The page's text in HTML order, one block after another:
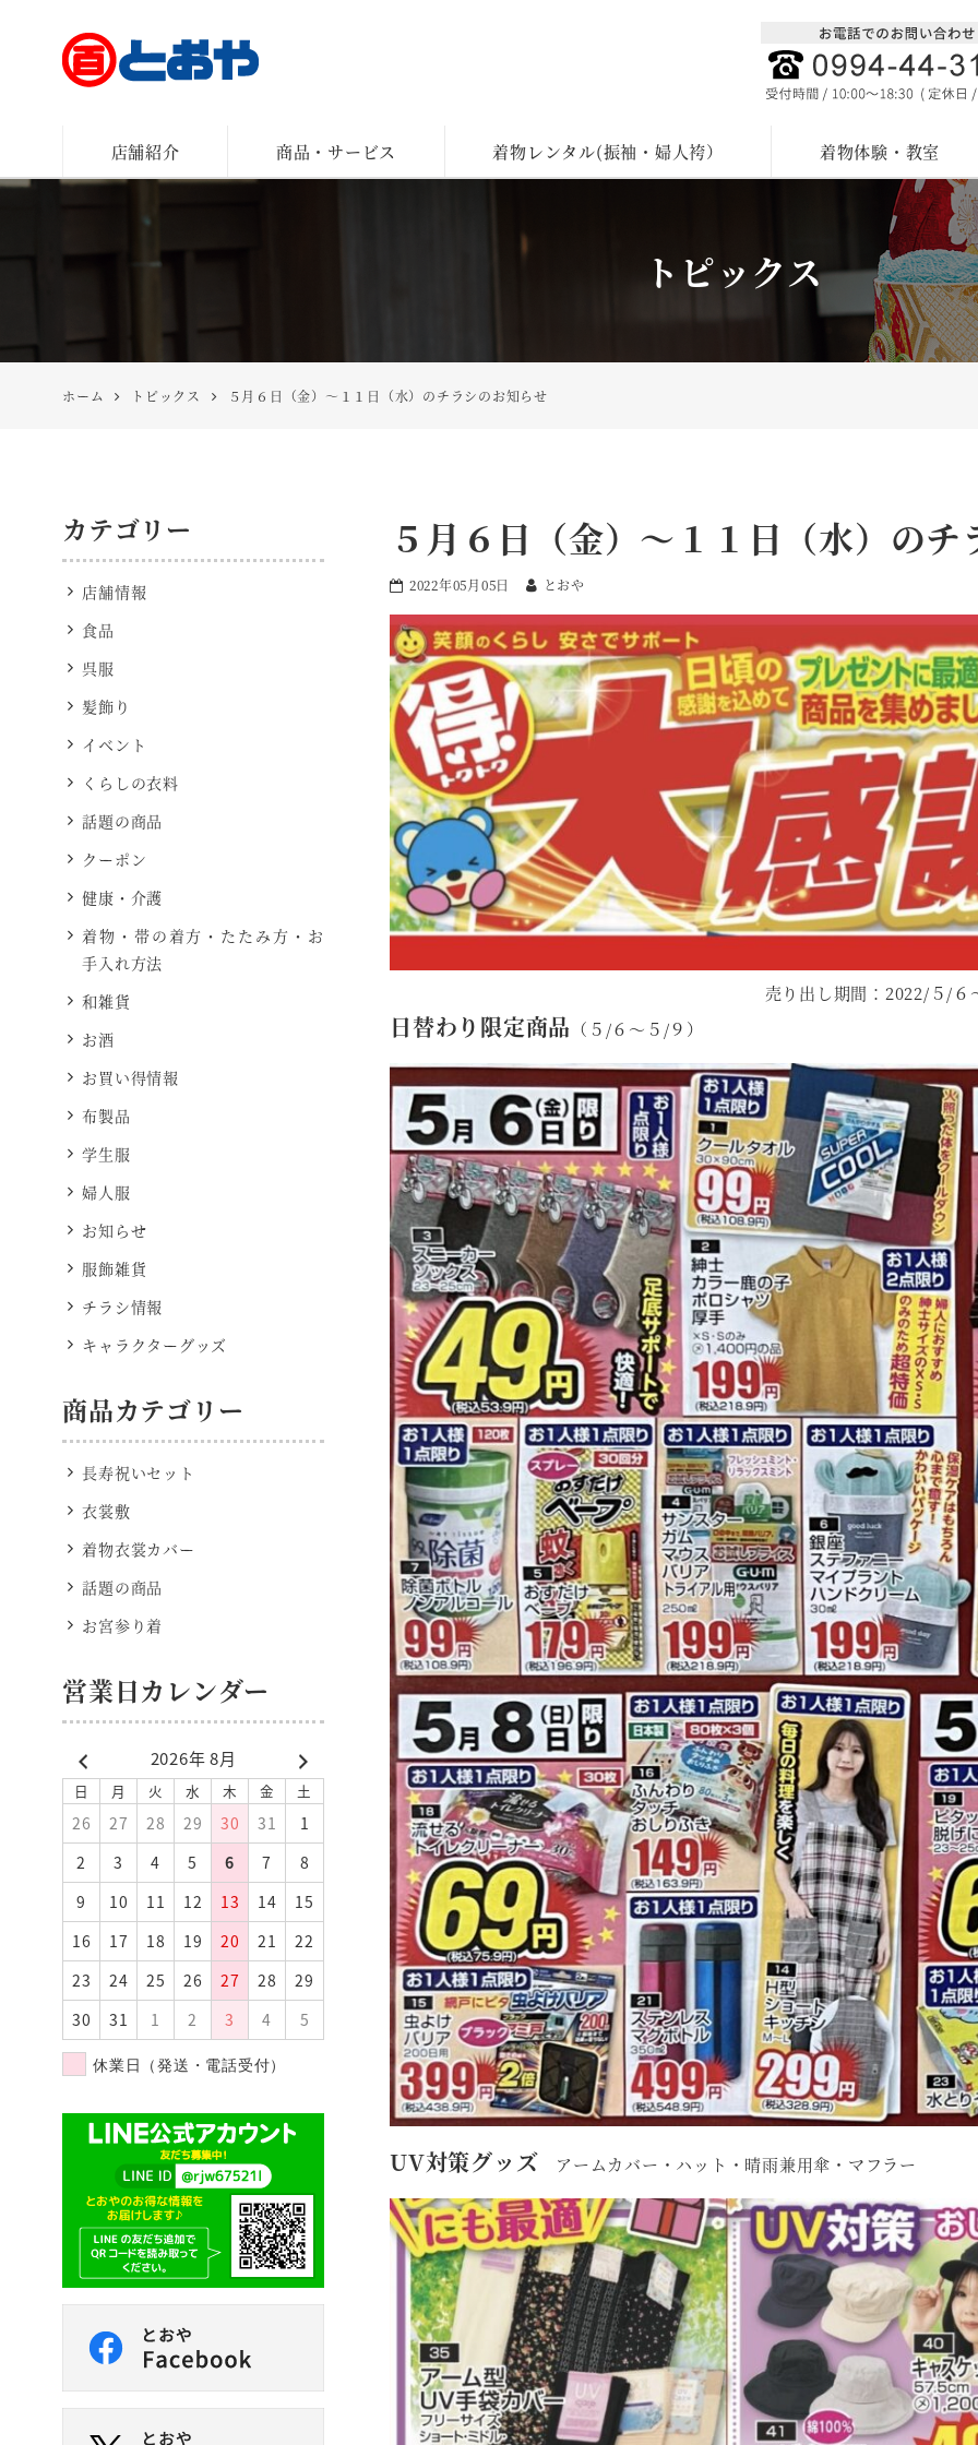
店舗紹介 商品・サービス 着物レンタル(振袖・婦人袴） 着物体験・教室
トピックス
ホーム トピックス ５月６日（金）～１１日（水）のチラシのお知らせ
５月６日（金）～１１日（水）の
2022年05月05日 とおや
売り出し期間：2022/５/６
日替わり限定商品 （５/６～５/９）
UV対策グッズ アームカバー・ハット・晴雨兼用傘・マフラー
カテゴリー
店舗情報
食品
呉服
髪飾り
イベント
くらしの衣料
話題の商品
クーポン
健康・介護
着物・帯の着方・たたみ方・お
手入れ方法
和雑貨
お酒
お買い得情報
布製品
学生服
婦人服
お知らせ
服飾雑貨
チラシ情報
キャラクターグッズ
商品カテゴリー
長寿祝いセット
衣裳敷
着物衣裳カバー
話題の商品
お宮参り着
営業日カレンダー
2026年 8月
日 月 火 水 木 金 土
26 27 28 29 30 31
1
2
3 4 5 6 7
8
9
10 11 12 13 14
15
16
17 18 19 20 21
22
23
24 25 26 27 28
29
30
31 1 2 3 4 5
休業日（発送・電話受付）